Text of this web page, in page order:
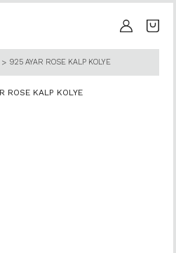
925 AYAR ROSE KALP KOLYE